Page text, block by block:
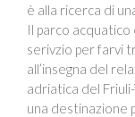
è alla ricerca di
Il parco acquatico
serivzio per farvi
all’insegna del
adriatica del
una destinazione